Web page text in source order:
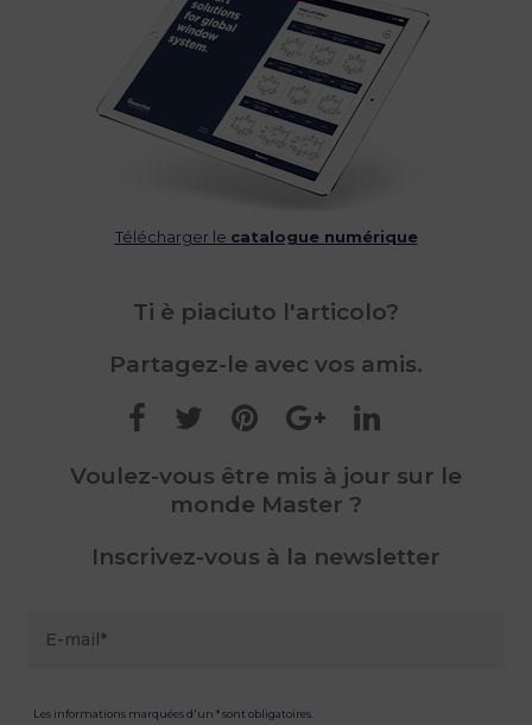
Télécharger le catalogue numérique
Ti è piaciuto l'articolo?
Partagez-le avec vos amis.
Voulez-vous être mis à jour sur le
monde Master ?
Inscrivez-vous à la newsletter
Les informations marquées d'un * sont obligatoires.